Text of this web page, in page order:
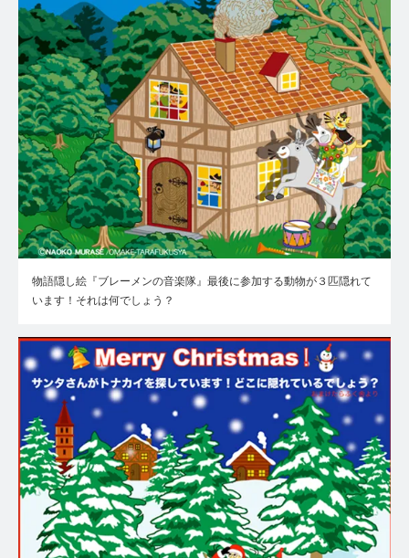
物語隠し絵『ブレーメンの音楽隊』最後に参加する動物が３匹隠れて
います！それは何でしょう？